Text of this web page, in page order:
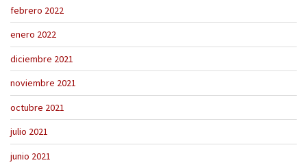
febrero 2022
enero 2022
diciembre 2021
noviembre 2021
octubre 2021
julio 2021
junio 2021